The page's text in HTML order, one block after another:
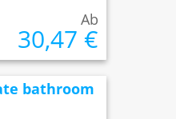
Ab
30,47 €
bathroom